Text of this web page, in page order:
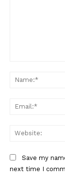
Save my
next time I